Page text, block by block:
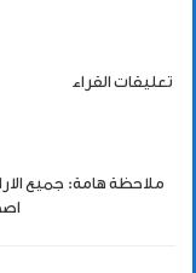
تعليقات القراء
ملاحظة هامة: جميع